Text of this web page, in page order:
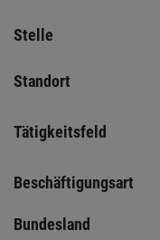
Stelle
Standort
Tätigkeitsfeld
Beschäftigungsart
Bundesland